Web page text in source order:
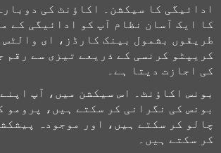
ادائیگی کا سیکشن۔ اکاؤنٹ کی
کا ایک آسان نظام آپ کو ادائیگی کے
طریقوں بشمول بینک کارڈز، ای والٹس
کریپٹو کرنسی کے ذریعے تیزی سے رقم
کی اجازت دیتا ہے۔
بونس اکاؤنٹ۔ اس سیکشن میں، آپ
بونس کی نگرانی کر سکتے ہیں، پرومو
چالو کر سکتے ہیں، اور موجودہ
کر سکتے ہیں۔